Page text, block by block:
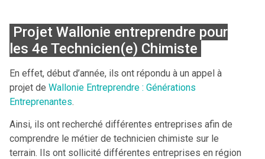
Projet Wallonie entreprendre pour
les 4e Technicien(e) Chimiste
En effet, début d’année, ils ont répondu à un appel à
projet de Wallonie Entreprendre : Générations
Entreprenantes.
Ainsi, ils ont recherché différentes entreprises afin de
comprendre le métier de technicien chimiste sur le
terrain. Ils ont sollicité différentes entreprises en région